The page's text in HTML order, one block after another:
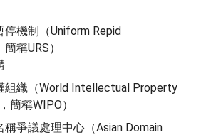
停機制（Uniform Repid
稱URS）
組織（World Intellectual Property
簡稱WIPO）
稱爭議處理中心（Asian Domain